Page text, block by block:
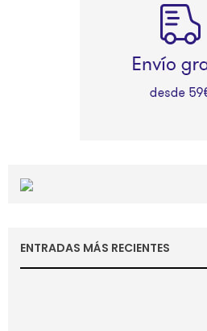
ENTRADAS MÁS RECIENTES